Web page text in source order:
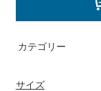
カテゴリー
サイズ